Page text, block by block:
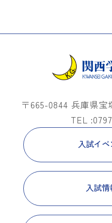
〒665-0844 兵庫県
TEL
入試イベ
入試情